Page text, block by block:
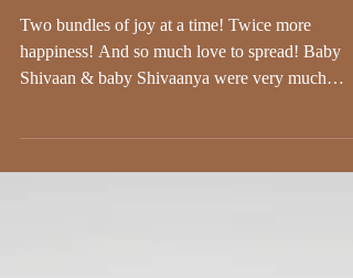
Two bundles of joy at a time! Twice more
happiness! And so much love to spread! Baby
Shivaan & baby Shivaanya were very much